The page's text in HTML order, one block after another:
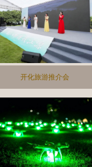
开化旅游推介会